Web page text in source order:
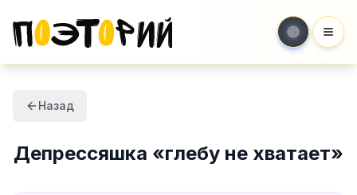
Назад
Депрессяшка «глебу не хватает»